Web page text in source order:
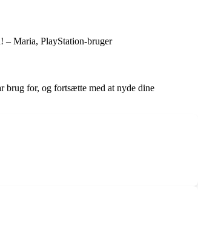
– Maria, PlayStation-bruger
for, og fortsætte med at nyde dine